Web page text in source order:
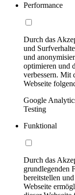
Performance
Durch das
und
und
optimieren und
verbessern. Mit
Webseite
Google
Testing
Funktional
Durch das
grundlegenden
bereitstellen
Webseite